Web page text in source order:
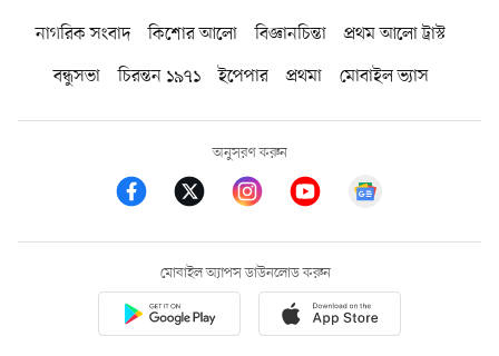
নাগরিক সংবাদ কিশোর আলো বিজ্ঞানচিন্তা
প্রথম আলো ট্রাস্ট
বন্ধুসভা
চিরন্তন ১৯৭১ ইপেপার প্রথমা মোবাইল ভ্যাস
অনুসরণ করুন
মোবাইল অ্যাপস ডাউনলোড করুন